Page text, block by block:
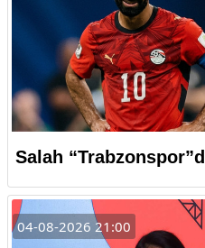
Salah
04-08-2026 21:00